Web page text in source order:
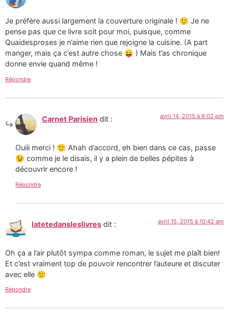
Je préfère aussi largement la couverture originale ! 🙂 Je ne
pense pas que ce livre soit pour moi, puisque, comme
Quaidesproses je n’aime rien que rejoigne la cuisine. (A part
manger, mais ça c’est autre chose 😛 ) Mais t’as chronique
donne envie quand même !
Répondre
Carnet Parisien dit : avril 14, 2015 à 6:02 pm
Ouiii merci ! 🙂 Ahah d’accord, eh bien dans ce cas, passe
😉 comme je le disais, il y a plein de belles pépites à
découvrir encore !
Répondre
latetedansleslivres dit : avril 15, 2015 à 10:42 am
Oh ça a l’air plutôt sympa comme roman, le sujet me plaît bien!
Et c’est vraiment top de pouvoir rencontrer l’auteure et discuter
avec elle 🙂
Répondre